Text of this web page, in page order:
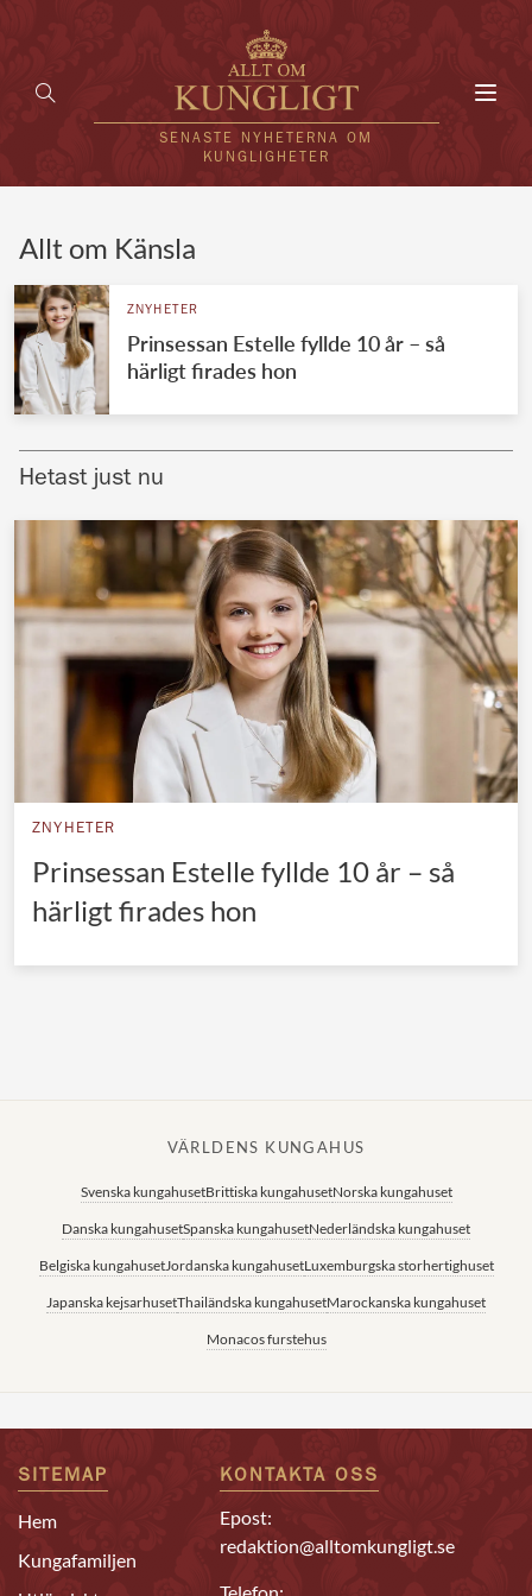
SENASTE NYHETERNA OM
KUNGLIGHETER
UTLÄNDSKT
VÄRLDENS KUNGAHUS
Brittiska kungahuset
Norska kungahuset
Danska kungahuset
Spanska kungahuset
Nederländska kungahuset
Belgiska kungahuset
Jordanska kungahuset
Japanska kejsarhuset
Thailändska kungahuset
Allt om Känsla
ZNYHETER
Prinsessan Estelle fyllde 10 år – så
härligt firades hon
Hetast just nu
ZNYHETER
Prinsessan Estelle fyllde 10 år – så
härligt firades hon
VÄRLDENS KUNGAHUS
Svenska kungahusetBrittiska kungahusetNorska kungahuset
Danska kungahusetSpanska kungahusetNederländska kungahuset
Belgiska kungahusetJordanska kungahusetLuxemburgska storhertighuset
Japanska kejsarhusetThailändska kungahusetMarockanska kungahuset
Monacos furstehus
SITEMAP
Hem
Kungafamiljen
KONTAKTA OSS
Epost:
redaktion@alltomkungligt.se